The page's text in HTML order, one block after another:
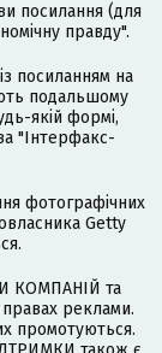
посилання (для
правду".
посиланням на
подальшому
якій формі,
"Інтерфакс-
фотографічних
Getty
КОМПАНІЙ та
реклами.
промотуються.